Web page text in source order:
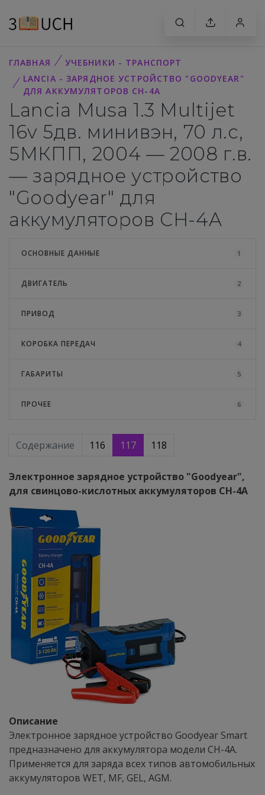
ГЛАВНАЯ
УЧЕБНИКИ - ТРАНСПОРТ
LANCIA - ЗАРЯДНОЕ УСТРОЙСТВО "GOODYEAR"
ДЛЯ АККУМУЛЯТОРОВ CH-4A
Lancia Musa 1.3 Multijet
16v 5дв. минивэн, 70 л.с,
5МКПП, 2004 — 2008 г.в.
— зарядное устройство
"Goodyear" для
аккумуляторов CH-4A
ОСНОВНЫЕ ДАННЫЕ 1
ДВИГАТЕЛЬ 2
ПРИВОД 3
КОРОБКА ПЕРЕДАЧ 4
ГАБАРИТЫ 5
ПРОЧЕЕ 6
Содержание 116 117 118
Электронное зарядное устройство "Goodyear",
для свинцово-кислотных аккумуляторов CH-4A
Описание
Электронное зарядное устройство Goodyear Smart
предназначено для аккумулятора модели CH-4A.
Применяется для заряда всех типов автомобильных
аккумуляторов WET, MF, GEL, AGM.